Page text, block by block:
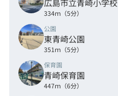
広島市立青崎小学校
334ｍ（5分）
公園
東青崎公園
351ｍ（5分）
保育園
青崎保育園
447ｍ（6分）